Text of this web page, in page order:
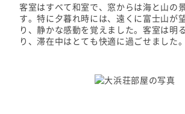
客室はすべて和室で、窓からは海と山の
す。特に夕暮れ時には、遠くに富士山が
り、静かな感動を覚えました。客室は明
り、滞在中はとても快適に過ごせました。